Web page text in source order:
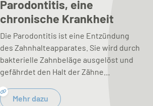
Parodontitis, eine
chronische Krankheit
Die Parodontitis ist eine Entzündung
des Zahnhalteapparates. Sie wird durch
bakterielle Zahnbeläge ausgelöst und
gefährdet den Halt der Zähne…
Mehr dazu